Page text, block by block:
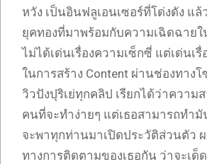
หวัง เป็นอินฟลูเอนเซอร์ที่โด่งดัง แ
ยุคทองที่มาพร้อมกับความเฉิดฉายใ
ไม่ได้เด่นเรื่องความเซ็กซี่ แต่เด่นเ
ในการสร้าง Content ผ่านช่องทาง
วิวปังปุริเย่ทุกคลิป เรียกได้ว่าความ
คนที่จะทำง่ายๆ แต่เธอสามารถทำ
จะพาทุกท่านมาเปิดประวัติส่วนตัว
ทางการติดตามของเธอกัน ว่าจะเ